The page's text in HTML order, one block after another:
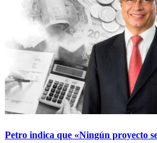
Petro indica que «Ningún proyecto